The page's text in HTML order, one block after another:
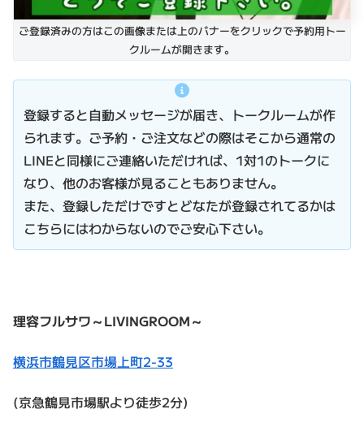
ご登録済みの方はこの画像または上のバナーをクリックで予約用トー
クルームが開きます。
登録すると自動メッセージが届き、トークルームが作
られます。ご予約・ご注文などの際はそこから通常の
LINEと同様にご連絡いただければ、1対1のトークに
なり、他のお客様が見ることもありません。
また、登録しただけですとどなたが登録されてるかは
こちらにはわからないのでご安心下さい。
理容フルサワ～LIVINGROOM～
横浜市鶴見区市場上町2-33
(京急鶴見市場駅より徒歩2分)